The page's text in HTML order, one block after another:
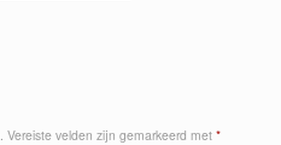
Vereiste velden zijn gemarkeerd met *